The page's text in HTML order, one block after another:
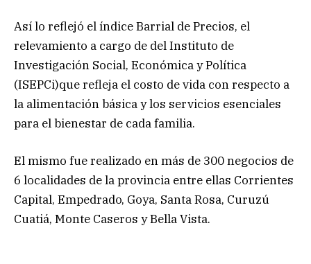
Así lo reflejó el índice Barrial de Precios, el
relevamiento a cargo de del Instituto de
Investigación Social, Económica y Política
(ISEPCi)que refleja el costo de vida con respecto a
la alimentación básica y los servicios esenciales
para el bienestar de cada familia.
El mismo fue realizado en más de 300 negocios de
6 localidades de la provincia entre ellas Corrientes
Capital, Empedrado, Goya, Santa Rosa, Curuzú
Cuatiá, Monte Caseros y Bella Vista.